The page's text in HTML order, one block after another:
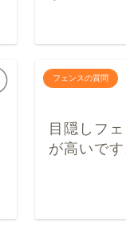
フェンスの質問
目隠しフ
が高いです